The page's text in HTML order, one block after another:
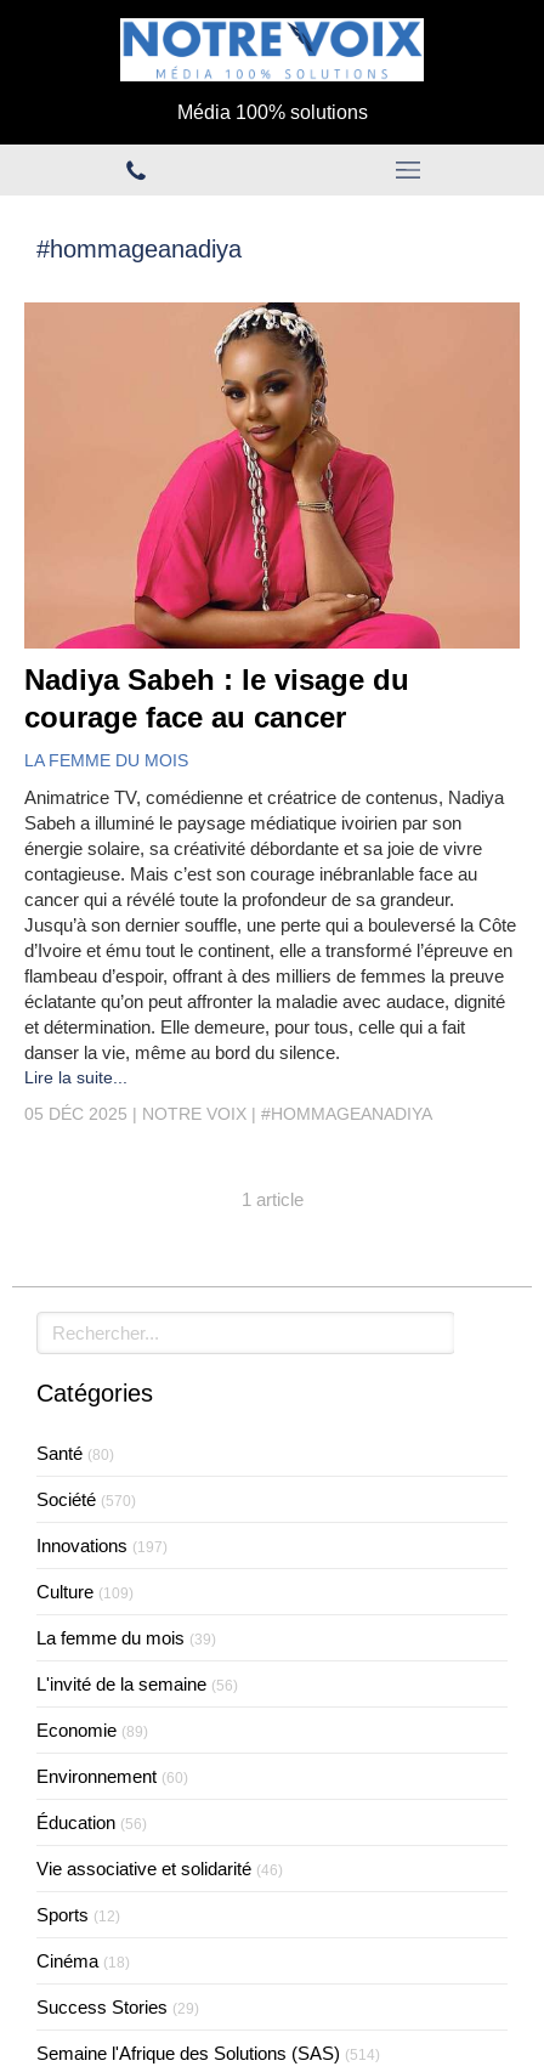
Média 100% solutions
#hommageanadiya
Nadiya Sabeh : le visage du
courage face au cancer
LA FEMME DU MOIS
Animatrice TV, comédienne et créatrice de contenus, Nadiya
Sabeh a illuminé le paysage médiatique ivoirien par son
énergie solaire, sa créativité débordante et sa joie de vivre
contagieuse. Mais c’est son courage inébranlable face au
cancer qui a révélé toute la profondeur de sa grandeur.
Jusqu’à son dernier souffle, une perte qui a bouleversé la Côte
d’Ivoire et ému tout le continent, elle a transformé l’épreuve en
flambeau d’espoir, offrant à des milliers de femmes la preuve
éclatante qu’on peut affronter la maladie avec audace, dignité
et détermination. Elle demeure, pour tous, celle qui a fait
danser la vie, même au bord du silence.
Lire la suite...
05 DÉC 2025
NOTRE VOIX #HOMMAGEANADIYA
1 article
Rechercher
Catégories
Santé (80)
Société (570)
Innovations (197)
Culture (109)
La femme du mois (39)
L'invité de la semaine (56)
Economie (89)
Environnement (60)
Éducation (56)
Vie associative et solidarité (46)
Sports (12)
Cinéma (18)
Success Stories (29)
Semaine l'Afrique des Solutions (SAS) (514)